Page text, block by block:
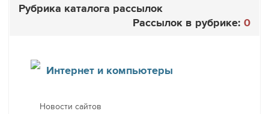
Рубрика каталога рассылок
Рассылок в рубрике: 0
Интернет и компьютеры
Новости сайтов